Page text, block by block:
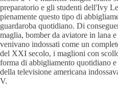
preparatorio e gli studenti dell'Ivy
pienamente questo tipo di
guardaroba quotidiano. Di
maglia, bomber da aviatore in lana
venivano indossati come un
del XXI secolo, i maglioni con
forma di abbigliamento quotidiano
della televisione americana
V.